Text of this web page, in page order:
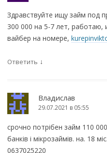
Здравствуйте ищу займ под
300 000 на 5-7 лет, работаю,
вайбер на номере,
Ответить ↓
Владислав
29.07.2021 в 05:55
срочно потрібен займ 110
банків і мікрозаймів. на. 18
0637025220